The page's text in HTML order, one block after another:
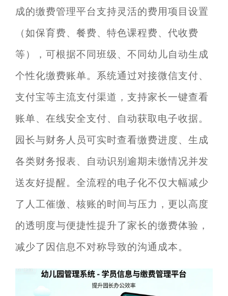
成的缴费管理平台支持灵活的费用项目设置
（如保育费、餐费、特色课程费、代收费
等），可根据不同班级、不同幼儿自动生成
个性化缴费账单。系统通过对接微信支付、
支付宝等主流支付渠道，支持家长一键查看
账单、在线安全支付、自动获取电子收据。
园长与财务人员可实时查看缴费进度、生成
各类财务报表、自动识别逾期未缴情况并发
送友好提醒。全流程的电子化不仅大幅减少
了人工催缴、核账的时间与压力，更以高度
的透明度与便捷性提升了家长的缴费体验，
减少了因信息不对称导致的沟通成本。